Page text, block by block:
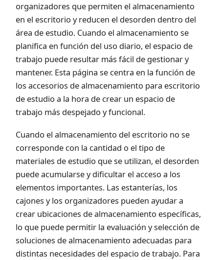
organizadores que permiten el almacenamiento
en el escritorio y reducen el desorden dentro del
área de estudio. Cuando el almacenamiento se
planifica en función del uso diario, el espacio de
trabajo puede resultar más fácil de gestionar y
mantener. Esta página se centra en la función de
los accesorios de almacenamiento para escritorio
de estudio a la hora de crear un espacio de
trabajo más despejado y funcional.
Cuando el almacenamiento del escritorio no se
corresponde con la cantidad o el tipo de
materiales de estudio que se utilizan, el desorden
puede acumularse y dificultar el acceso a los
elementos importantes. Las estanterías, los
cajones y los organizadores pueden ayudar a
crear ubicaciones de almacenamiento específicas,
lo que puede permitir la evaluación y selección de
soluciones de almacenamiento adecuadas para
distintas necesidades del espacio de trabajo. Para